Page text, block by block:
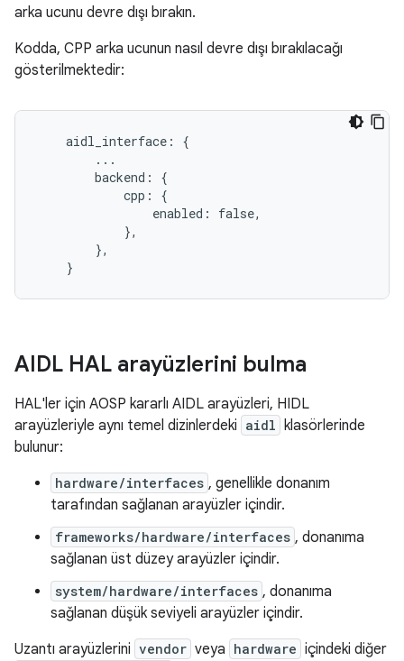
arka ucunu devre dışı bırakın.
Kodda, CPP arka ucunun nasıl devre dışı bırakılacağı
gösterilmektedir:
    aidl_interface: {
        ...
        backend: {
            cpp: {
                enabled: false,
            },
        },
AIDL HAL arayüzlerini bulma
HAL'ler için AOSP kararlı AIDL arayüzleri, HIDL
arayüzleriyle aynı temel dizinlerdeki aidl klasörlerinde
bulunur:
hardware/interfaces , genellikle donanım
tarafından sağlanan arayüzler içindir.
frameworks/hardware/interfaces , donanıma
sağlanan üst düzey arayüzler içindir.
system/hardware/interfaces , donanıma
sağlanan düşük seviyeli arayüzler içindir.
Uzantı arayüzlerini vendor veya hardware içindeki diğer